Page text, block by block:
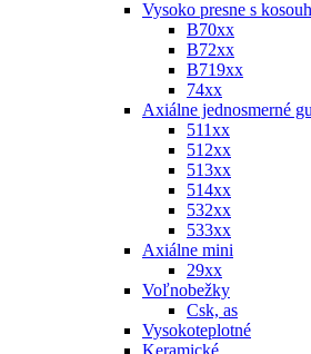
Vysoko presne s
B70xx
B72xx
B719xx
74xx
Axiálne jednosmerné
511xx
512xx
513xx
514xx
532xx
533xx
Axiálne mini
29xx
Voľnobežky
Csk, as
Vysokoteplotné
Keramické